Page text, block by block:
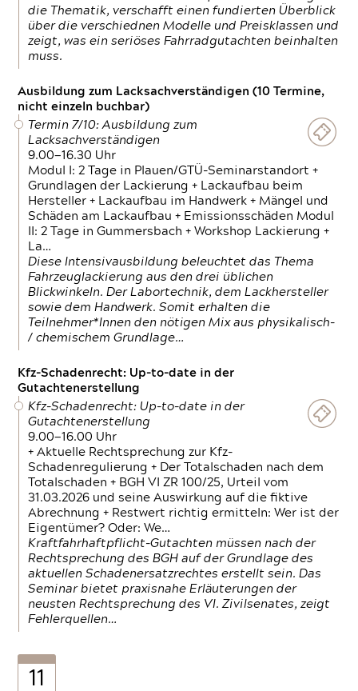
die Thematik, verschafft einen fundierten Überblick
über die verschiednen Modelle und Preisklassen und
zeigt, was ein seriöses Fahrradgutachten beinhalten
muss.
Ausbildung zum Lacksachverständigen (10 Termine,
nicht einzeln buchbar)
Termin 7/10: Ausbildung zum
Lacksachverständigen
9.00—16.30 Uhr
Modul I: 2 Tage in Plauen/GTÜ-Seminarstandort +
Grundlagen der Lackierung + Lackaufbau beim
Hersteller + Lackaufbau im Handwerk + Mängel und
Schäden am Lackaufbau + Emissionsschäden Modul
II: 2 Tage in Gummersbach + Workshop Lackierung +
La…
Diese Intensivausbildung beleuchtet das Thema
Fahrzeuglackierung aus den drei üblichen
Blickwinkeln. Der Labortechnik, dem Lackhersteller
sowie dem Handwerk. Somit erhalten die
Teilnehmer*Innen den nötigen Mix aus physikalisch-
/ chemischem Grundlage…
Kfz-Schadenrecht: Up-to-date in der
Gutachtenerstellung
Kfz-Schadenrecht: Up-to-date in der
Gutachtenerstellung
9.00—16.00 Uhr
+ Aktuelle Rechtsprechung zur Kfz-
Schadenregulierung + Der Totalschaden nach dem
Totalschaden + BGH VI ZR 100/25, Urteil vom
31.03.2026 und seine Auswirkung auf die fiktive
Abrechnung + Restwert richtig ermitteln: Wer ist der
Eigentümer? Oder: We…
Kraftfahrhaftpflicht-Gutachten müssen nach der
Rechtsprechung des BGH auf der Grundlage des
aktuellen Schadenersatzrechtes erstellt sein. Das
Seminar bietet praxisnahe Erläuterungen der
neusten Rechtsprechung des VI. Zivilsenates, zeigt
Fehlerquellen…
11